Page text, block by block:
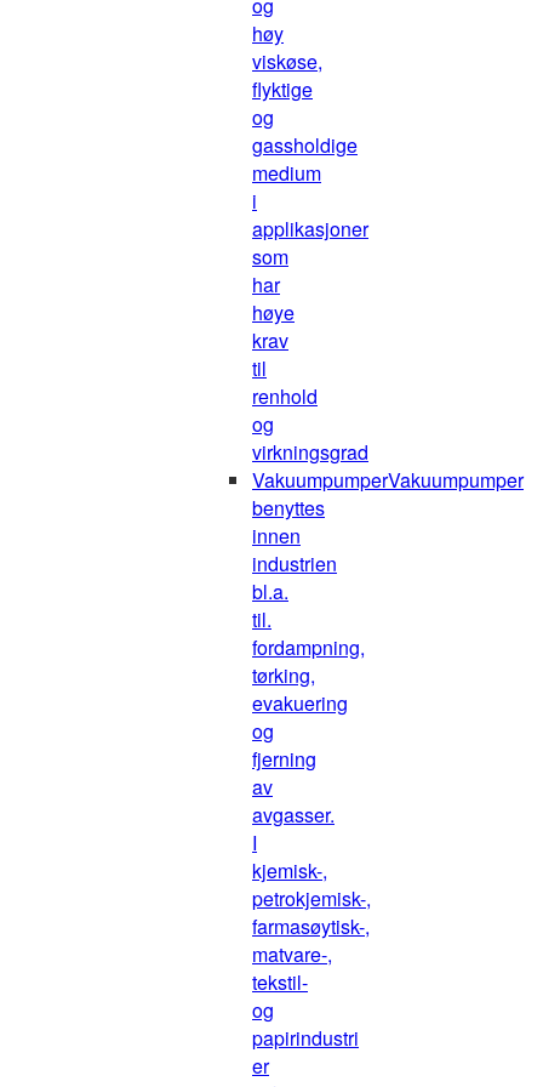
høy
viskøse,
flyktige
og
gassholdige
medium
i
applikasjoner
som
har
høye
krav
til
renhold
og
virkningsgrad
VakuumpumperVakuumpumper
benyttes
innen
industrien
bl.a.
til.
fordampning,
tørking,
evakuering
og
fjerning
av
avgasser.
I
kjemisk-,
petrokjemisk-,
farmasøytisk-,
matvare-,
tekstil-
og
papirindustri
er